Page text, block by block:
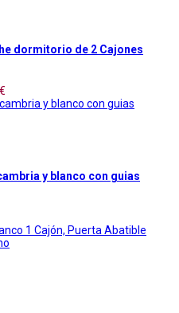
dormitorio de 2 Cajones
y blanco con guias